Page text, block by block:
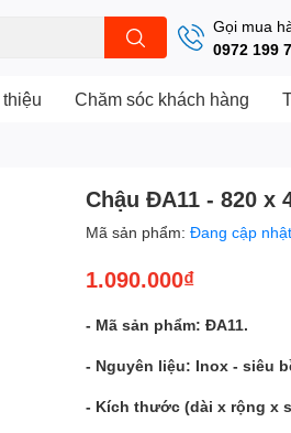
Gọi mua
0972 199
Chăm sóc khách hàng
Chậu ĐA11 - 820 x
Mã sản phẩm: Đang cập nhật
1.090.000₫
- Mã sản phẩm: ĐA11.
- Nguyên liệu: Inox - siêu
- Kích thước (dài x rộng x